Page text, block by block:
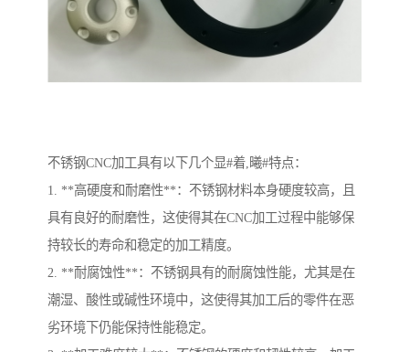
不锈钢CNC加工具有以下几个显#着,曦#特点：
1. **高硬度和耐磨性**：不锈钢材料本身硬度较高，且
具有良好的耐磨性，这使得其在CNC加工过程中能够保
持较长的寿命和稳定的加工精度。
2. **耐腐蚀性**：不锈钢具有的耐腐蚀性能，尤其是在
潮湿、酸性或碱性环境中，这使得其加工后的零件在恶
劣环境下仍能保持性能稳定。